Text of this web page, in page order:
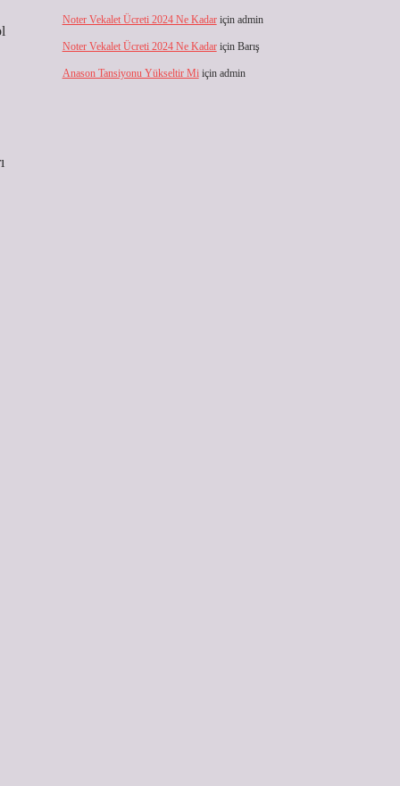
Noter Vekalet Ücreti 2024 Ne Kadariçin admin
Noter Vekalet Ücreti 2024 Ne Kadariçin Barış
Anason Tansiyonu Yükseltir Miiçin admin